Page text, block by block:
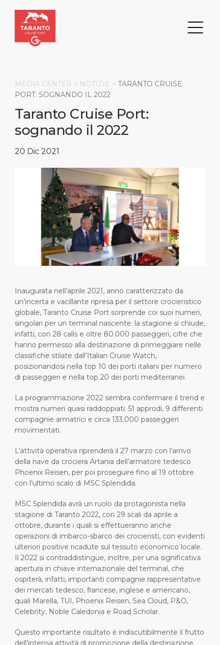
Attrazioni principali
Cosa comprare
Brevi Escursioni
Consigli Utili
Festività nazionali
Servizi
Posizione del porto
Salute, sicurezza & ambiente
Statistiche del porto
Parcheggio
Responsabilità sociale
Opportunità business
Carriere
Area media
Cerca
PAGINA INIZIALE
PORTO
CHI SIAMO
DESTINAZIONE
MEDIA CENTER > NOTIZIE > TARANTO CRUISE
PORT: SOGNANDO IL 2022
Taranto Cruise Port:
sognando il 2022
20 Dic 2021
Inaugurata nell’aprile 2021, anno caratterizzato da
un’incerta e vacillante ripresa per il settore crocieristico
globale, Taranto Cruise Port sorprende coi suoi numeri,
singolari per un terminal nascente: la stagione si chiude,
infatti, con 28 calls e oltre 80.000 passeggeri, cifre che
hanno permesso alla destinazione di primeggiare nelle
classifiche stilate dall’Italian Cruise Watch,
posizionandosi nella top 10 dei porti italiani per numero
di passeggeri e nella top 20 dei porti mediterranei.
La programmazione 2022 sembra confermare il trend e
mostra numeri quasi raddoppiati: 51 approdi, 9 differenti
compagnie armatrici e circa 133.000 passeggeri
movimentati.
L’attività operativa riprenderà il 27 marzo con l’arrivo
della nave da crociera Artania dell’armatore tedesco
Phoenix Reisen, per poi proseguire fino al 19 ottobre
con l’ultimo scalo di MSC Splendida.
MSC Splendida avrà un ruolo da protagonista nella
stagione di Taranto 2022, con 29 scali da aprile a
ottobre, durante i quali si effettueranno anche
operazioni di imbarco-sbarco dei crocieristi, con evidenti
ulteriori positive ricadute sul tessuto economico locale.
Il 2022 si contraddistingue, inoltre, per una significativa
apertura in chiave internazionale del terminal, che
ospiterà, infatti, importanti compagnie rappresentative
dei mercati tedesco, francese, inglese e americano,
quali Marella, TUI, Phoenix Reisen, Sea Cloud, P&O,
Celebrity, Noble Caledonia e Road Scholar.
Questo importante risultato è indiscutibilmente il frutto
dell’intensa attività di promozione della destinazione